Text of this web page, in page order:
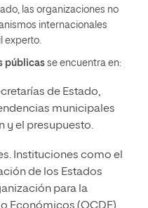
las organizaciones no
internacionales
experto.
públicas se encuentra en:
de Estado,
municipales
y el presupuesto.
Instituciones como el
de los Estados
para la
Económicos (OCDE).